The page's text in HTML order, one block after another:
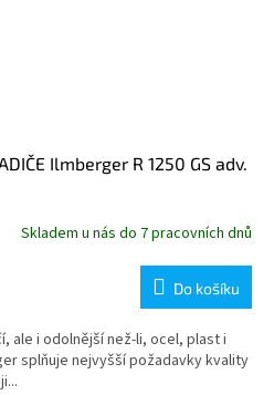
Ilmberger R 1250 GS adv.
Skladem u nás do 7 pracovních dnů
Do košíku
ale i odolnější než-li, ocel, plast i
splňuje nejvyšší požadavky kvality